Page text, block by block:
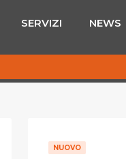
SERVIZI NEWS
NUOVO